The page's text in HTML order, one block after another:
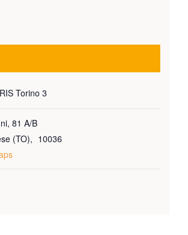
Torino 3
81 A/B
(TO), 10036